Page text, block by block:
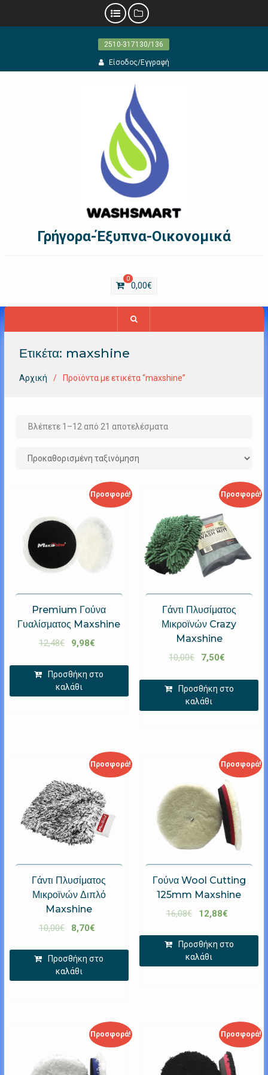
2510-317130/136
Είσοδος/Εγγραφή
Γρήγορα-Έξυπνα-Οικονομικά
0
0,00€
Ετικέτα: maxshine
Αρχική Προϊόντα με ετικέτα “maxshine”
Βλέπετε 1–12 από 21 αποτελέσματα
Προσφορά!
Premium Γούνα
Γυαλίσματος Maxshine
12,48€ 9,98€
Προσθήκη στο
καλάθι
Προσφορά!
Γάντι Πλυσίματος
Μικροϊνών Crazy
Maxshine
10,00€ 7,50€
Προσθήκη στο
καλάθι
Προσφορά!
Γάντι Πλυσίματος
Μικροϊνών Διπλό
Maxshine
10,00€ 8,70€
Προσθήκη στο
καλάθι
Προσφορά!
Γούνα Wool Cutting
125mm Maxshine
16,08€ 12,88€
Προσθήκη στο
καλάθι
Προσφορά! Προσφορά!